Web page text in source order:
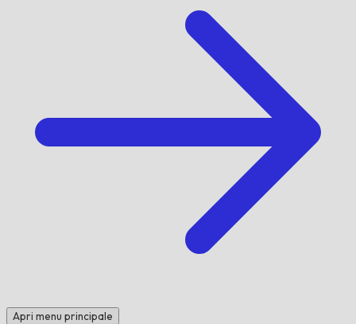
Apri menu principale